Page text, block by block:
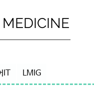
IT LMIG